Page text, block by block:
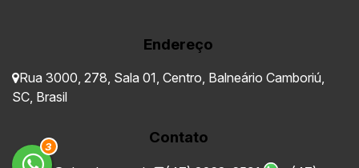
3
Endereço
Rua 3000 278 Sala 01 Centro Balneário Camboriú
SC Brasil
Contato